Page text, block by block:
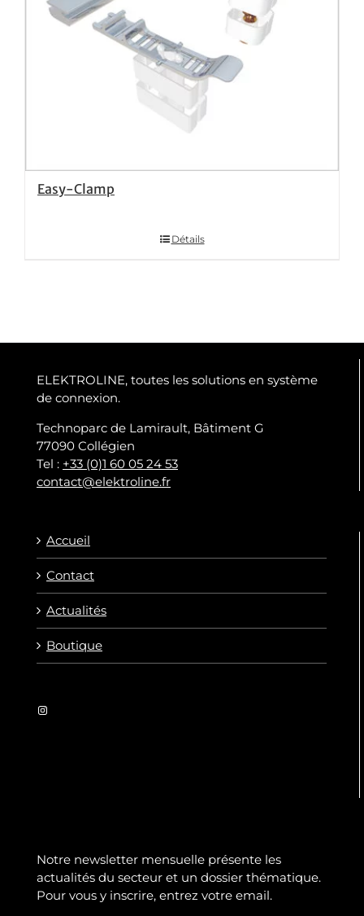
Easy-Clamp
Détails
ELEKTROLINE, toutes les solutions en système
de connexion.
Technoparc de Lamirault, Bâtiment G
77090 Collégien
Tel : +33 (0)1 60 05 24 53
contact@elektroline.fr
Accueil
Contact
Actualités
Boutique
Notre newsletter mensuelle présente les
actualités du secteur et un dossier thématique.
Pour vous y inscrire, entrez votre email.